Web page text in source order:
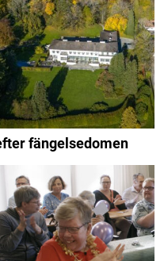
fängelsedomen